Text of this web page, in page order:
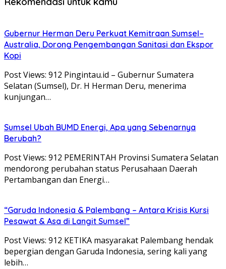
Gubernur Herman Deru Perkuat Kemitraan Sumsel–
Australia, Dorong Pengembangan Sanitasi dan Ekspor
Kopi
Post Views: 912 Pingintau.id – Gubernur Sumatera
Selatan (Sumsel), Dr. H Herman Deru, menerima
kunjungan…
Sumsel Ubah BUMD Energi, Apa yang Sebenarnya
Berubah?
Post Views: 912 PEMERINTAH Provinsi Sumatera Selatan
mendorong perubahan status Perusahaan Daerah
Pertambangan dan Energi…
“Garuda Indonesia & Palembang – Antara Krisis Kursi
Pesawat & Asa di Langit Sumsel”
Post Views: 912 KETIKA masyarakat Palembang hendak
bepergian dengan Garuda Indonesia, sering kali yang
lebih…